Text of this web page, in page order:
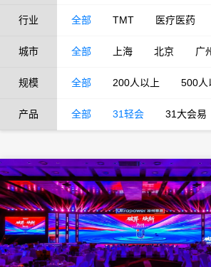
行业 全部 TMT 医疗医药
城市 全部 上海 北京 广
规模 全部 200人以上 500人
产品 全部 31轻会 31大会易